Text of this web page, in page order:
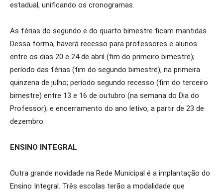
estadual, unificando os cronogramas.
As férias do segundo e do quarto bimestre ficam mantidas.
Dessa forma, haverá recesso para professores e alunos
entre os dias 20 e 24 de abril (fim do primeiro bimestre);
período das férias (fim do segundo bimestre), na primeira
quinzena de julho; período segundo recesso (fim do terceiro
bimestre) entre 13 e 16 de outubro (na semana do Dia do
Professor); e encerramento do ano letivo, a partir de 23 de
dezembro.
ENSINO INTEGRAL
Outra grande novidade na Rede Municipal é a implantação do
Ensino Integral. Três escolas terão a modalidade que